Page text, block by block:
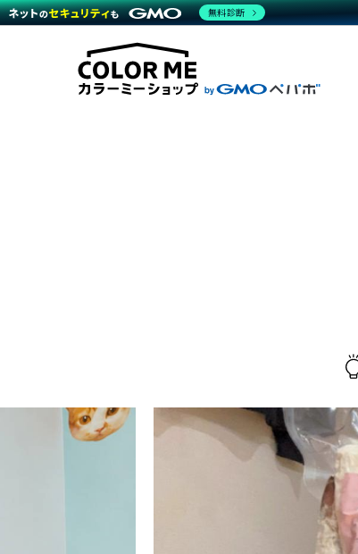
商材一覧を見る
機能一覧を見る
料金
プラン・料金一覧を見る
事例
運営サポート
サポート一覧を見る
無料診断